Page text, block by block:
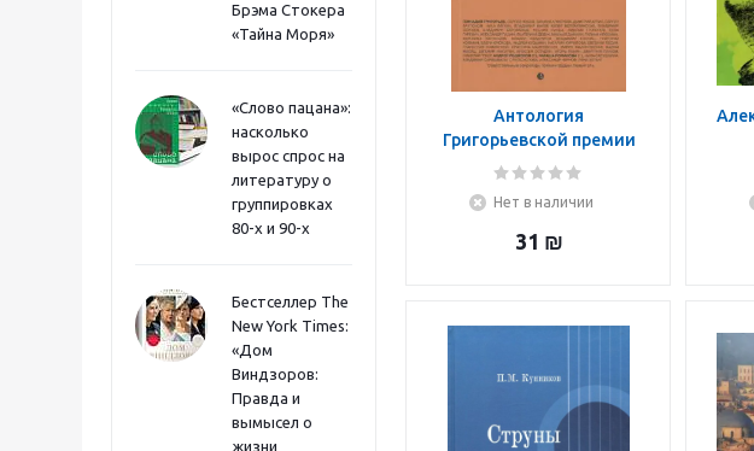
Брэма Стокера
«Тайна Моря»
«Слово пацана»:
насколько
вырос спрос на
литературу о
группировках
80-х и 90-х
Бестселлер The
New York Times:
«Дом
Виндзоров:
Правда и
вымысел о
жизни
Антология
Григорьевской премии
2012
Нет в наличии
31 ₪